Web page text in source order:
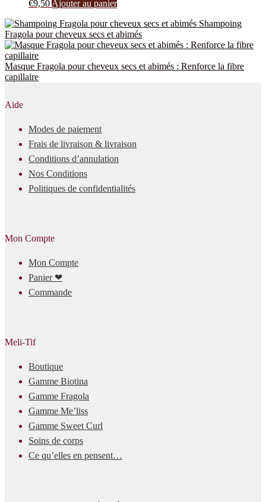
€9,50 Ajouter au panier
Shampoing
Fragola pour cheveux secs et abimés
Masque Fragola pour cheveux secs et abimés : Renforce la fibre
capillaire
Aide
Modes de paiement
Frais de livraison & livraison
Conditions d’annulation
Nos Conditions
Politiques de confidentialités
Mon Compte
Mon Compte
Panier ❤
Commande
Meli-Tif
Boutique
Gamme Biotina
Gamme Fragola
Gamme Me’liss
Gamme Sweet Curl
Soins de corps
Ce qu’elles en pensent…